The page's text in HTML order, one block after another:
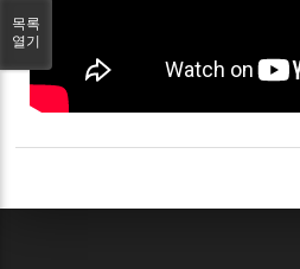
목록
열기